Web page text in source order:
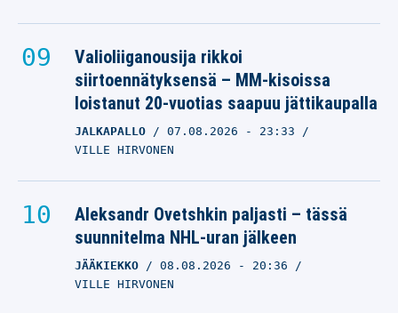
Valioliiganousija rikkoi
siirtoennätyksensä – MM-kisoissa
loistanut 20-vuotias saapuu jättikaupalla
JALKAPALLO 07.08.2026 - 23:33
VILLE HIRVONEN
Aleksandr Ovetshkin paljasti – tässä
suunnitelma NHL-uran jälkeen
JÄÄKIEKKO 08.08.2026 - 20:36
VILLE HIRVONEN